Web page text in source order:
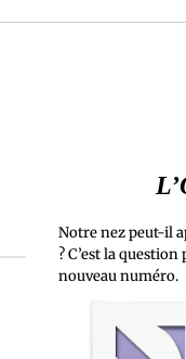
Notre nez peut-il
? C’est la
nouveau numéro.